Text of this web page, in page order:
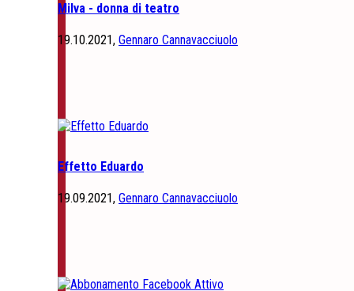
Milva - donna di teatro
19.10.2021, Gennaro Cannavacciuolo
Effetto Eduardo
19.09.2021, Gennaro Cannavacciuolo